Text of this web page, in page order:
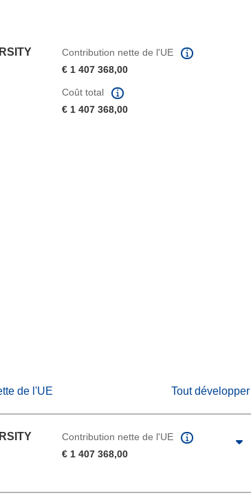
Contribution nette de l'UE
€ 1 407 368,00
nouvelle fenêtre)
fenêtre)
Coût total
€ 1 407 368,00
de l'UE Tout développer
Contribution nette de l'UE
€ 1 407 368,00